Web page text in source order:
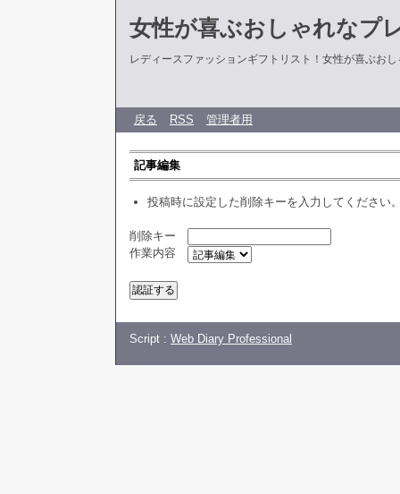
女性が喜ぶおしゃれなプ
レディースファッションギフトリスト！女性が喜ぶお
戻る RSS 管理者用
記事編集
投稿時に設定した削除キーを入力してください
削除キー
作業内容
Script : Web Diary Professional